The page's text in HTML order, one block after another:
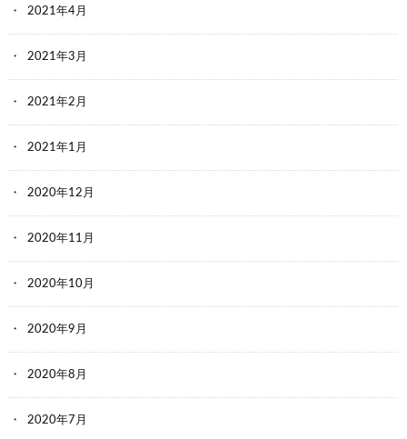
2021年4月
2021年3月
2021年2月
2021年1月
2020年12月
2020年11月
2020年10月
2020年9月
2020年8月
2020年7月